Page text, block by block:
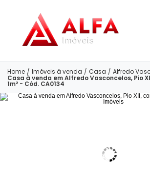
Home / Imóveis à venda / Casa / Alfredo
Casa à venda em Alfredo Vasconcelos, Pio
1m² - Cód. CA0134